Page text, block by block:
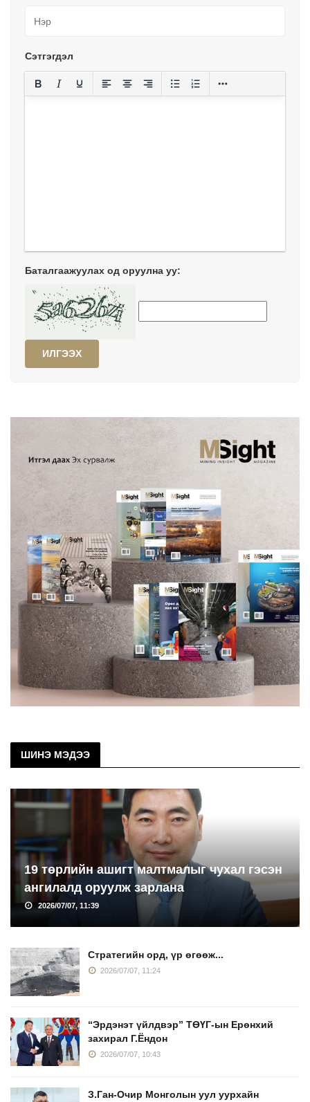
Сэтгэгдэл
Баталгаажуулах од оруулна уу:
ИЛГЭЭХ
ШИНЭ МЭДЭЭ
19 төрлийн ашигт малтмалыг чухал гэсэн
ангилалд оруулж зарлана
2026/07/07, 11:39
Стратегийн орд, үр өгөөж...
2026/07/07, 11:24
“Эрдэнэт үйлдвэр” ТӨҮГ-ын Ерөнхий
захирал Г.Ёндон
2026/07/07, 10:43
З.Ган-Очир Монголын уул уурхайн